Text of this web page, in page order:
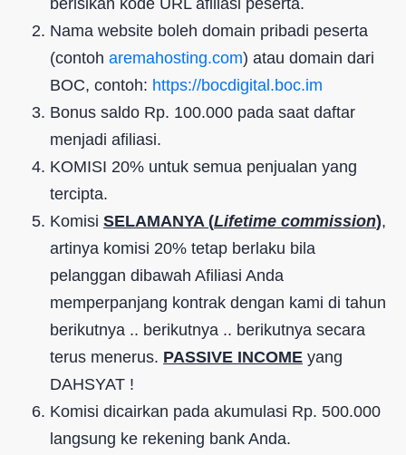
Nama website boleh domain pribadi peserta
(contoh aremahosting.com) atau domain dari
BOC, contoh: https://bocdigital.boc.im
Bonus saldo Rp. 100.000 pada saat daftar
menjadi afiliasi.
KOMISI 20% untuk semua penjualan yang
tercipta.
Komisi SELAMANYA (Lifetime commission),
artinya komisi 20% tetap berlaku bila
pelanggan dibawah Afiliasi Anda
memperpanjang kontrak dengan kami di tahun
berikutnya .. berikutnya .. berikutnya secara
terus menerus. PASSIVE INCOME yang
DAHSYAT !
Komisi dicairkan pada akumulasi Rp. 500.000
langsung ke rekening bank Anda.